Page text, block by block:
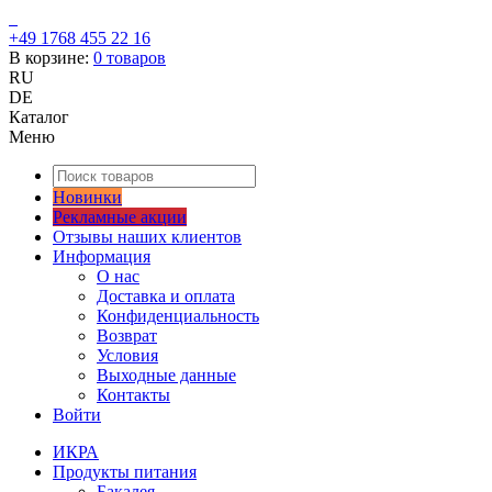
+49 1768 455 22 16
В корзине: 0 товаров
RU
DE
Каталог
Меню
Новинки
Рекламные акции
Отзывы наших клиентов
Информация
О нас
Доставка и оплата
Конфиденциальность
Возврат
Условия
Выходные данные
Контакты
Войти
ИКРА
Продукты питания